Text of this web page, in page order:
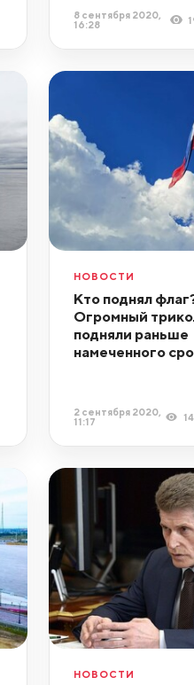
8 сентября 2020,
16:28
НОВОСТИ
Кто поднял
Огромный
подняли раньше
намеченного
2 сентября 2020,
11:17
НОВОСТИ